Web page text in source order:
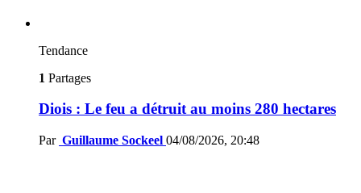
Tendance
1 Partages
Diois : Le feu a détruit au moins 280 hectares
Par Guillaume Sockeel 04/08/2026, 20:48